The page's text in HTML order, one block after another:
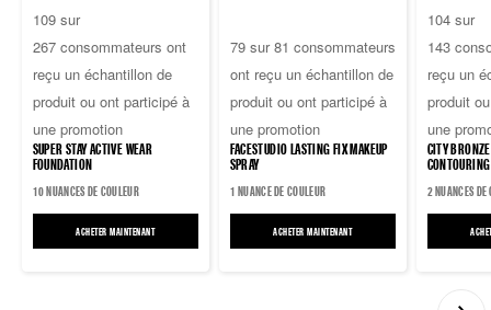
sur
5
étoiles.
267
avis
109 sur
267 consommateurs ont
reçu un échantillon de
produit ou ont participé à
une promotion
SUPER STAY ACTIVE WEAR
FOUNDATION
10 NUANCES DE COULEUR
ACHETER MAINTENANTSUPER STAY ACTIVE WEAR FOUNDATION
sur
5
étoiles.
81
avis
79 sur 81 consommateurs
ont reçu un échantillon de
produit ou ont participé à
une promotion
FACESTUDIO LASTING FIX MAKEUP
SPRAY
1 NUANCE DE COULEUR
ACHETER MAINTENANTFACESTUDIO LASTING FIX MAKEUP
sur
5
étoiles.
143
avis
104 sur
143
reçu un
produit
une
CITY
CONTOURING
2 NUANCES DE